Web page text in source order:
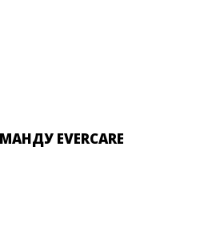
EVERCARE